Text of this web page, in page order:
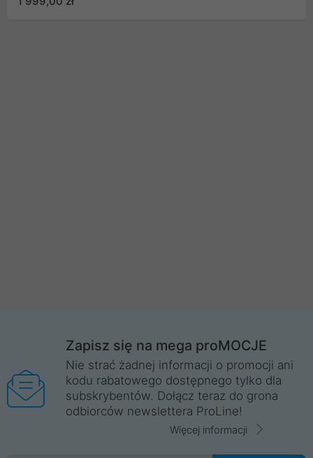
Zapisz się na mega proMOCJE
Nie strać żadnej informacji o promocji ani
kodu rabatowego dostępnego tylko dla
subskrybentów. Dołącz teraz do grona
odbiorców newslettera ProLine!
Więcej informacji